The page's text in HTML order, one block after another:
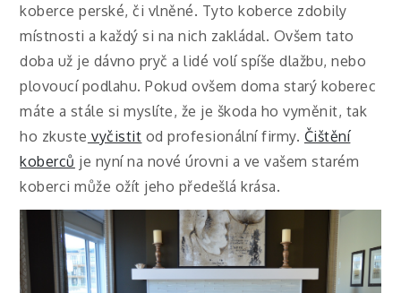
koberce perské, či vlněné. Tyto koberce zdobily
místnosti a každý si na nich zakládal. Ovšem tato
doba už je dávno pryč a lidé volí spíše dlažbu, nebo
plovoucí podlahu. Pokud ovšem doma starý koberec
máte a stále si myslíte, že je škoda ho vyměnit, tak
ho zkuste vyčistit od profesionální firmy. Čištění
koberců je nyní na nové úrovni a ve vašem starém
koberci může ožít jeho předešlá krása.